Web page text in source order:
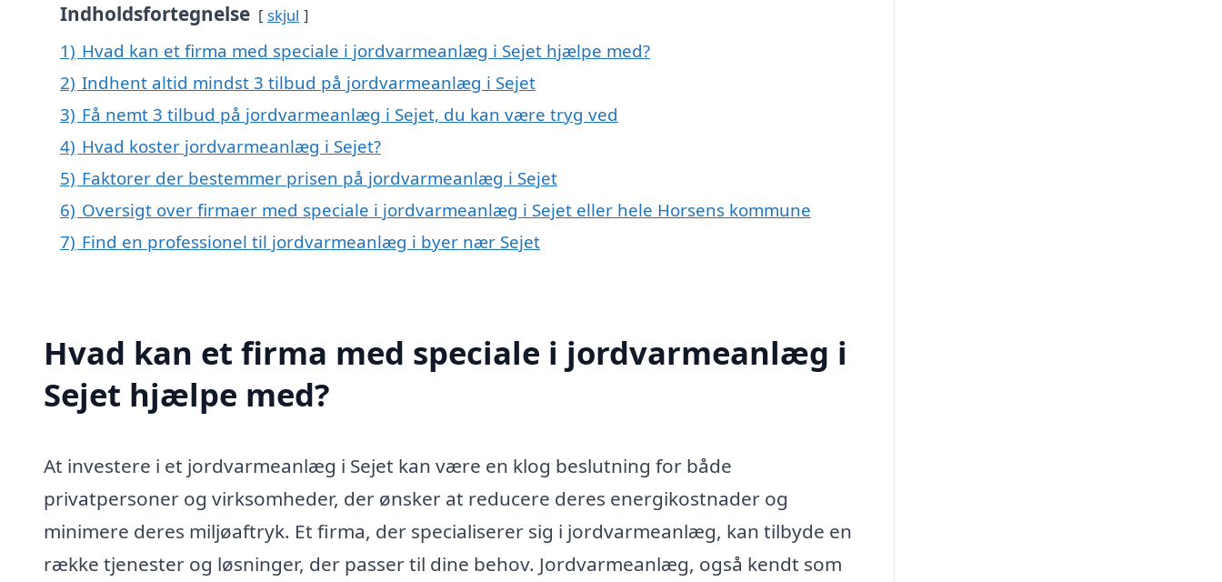
Indholdsfortegnelse skjul
1) Hvad kan et firma med speciale i jordvarmeanlæg i Sejet hjælpe med?
2) Indhent altid mindst 3 tilbud på jordvarmeanlæg i Sejet
3) Få nemt 3 tilbud på jordvarmeanlæg i Sejet, du kan være tryg ved
4) Hvad koster jordvarmeanlæg i Sejet?
5) Faktorer der bestemmer prisen på jordvarmeanlæg i Sejet
6) Oversigt over firmaer med speciale i jordvarmeanlæg i Sejet eller hele Horsens kommune
7) Find en professionel til jordvarmeanlæg i byer nær Sejet
Hvad kan et firma med speciale i jordvarmeanlæg i
Sejet hjælpe med?
At investere i et jordvarmeanlæg i Sejet kan være en klog beslutning for både
privatpersoner og virksomheder, der ønsker at reducere deres energikostnader og
minimere deres miljøaftryk. Et firma, der specialiserer sig i jordvarmeanlæg, kan tilbyde en
række tjenester og løsninger, der passer til dine behov. Jordvarmeanlæg, også kendt som